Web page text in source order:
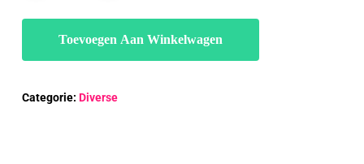
Toevoegen Aan Winkelwagen
Categorie: Diverse